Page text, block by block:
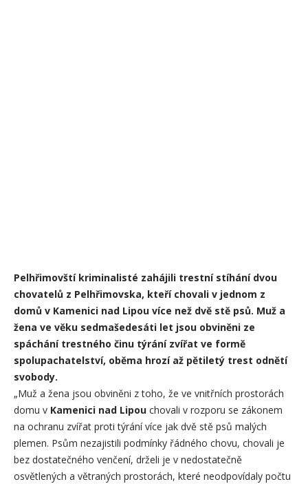
Pelhřimovští kriminalisté zahájili trestní stíhání dvou
chovatelů z Pelhřimovska, kteří chovali v jednom z
domů v Kamenici nad Lipou více než dvě stě psů. Muž a
žena ve věku sedmašedesáti let jsou obviněni ze
spáchání trestného činu týrání zvířat ve formě
spolupachatelství, oběma hrozí až pětiletý trest odnětí
svobody.
„Muž a žena jsou obviněni z toho, že ve vnitřních prostorách
domu v Kamenici nad Lipou chovali v rozporu se zákonem
na ochranu zvířat proti týrání více jak dvě stě psů malých
plemen. Psům nezajistili podmínky řádného chovu, chovali je
bez dostatečného venčení, drželi je v nedostatečně
osvětlených a větraných prostorách, které neodpovídaly počtu